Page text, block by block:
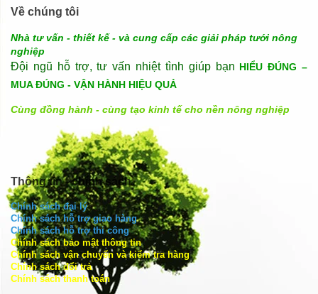
Về chúng tôi
Nhà tư vấn - thiết kế - và cung cấp các giải pháp tưới nông
nghiệp
Đội ngũ hỗ trợ, tư vấn nhiệt tình giúp bạn HIỂU ĐÚNG –
MUA ĐÚNG - VẬN HÀNH HIỆU QUẢ
Cùng đồng hành - cùng tạo kinh tế cho nền nông nghiệp
Thông tin - chính sách
Chính sách đại lý
Chính sách hỗ trợ giao hàng
Chính sách hỗ trợ thi công
Chính sách bảo mật thông tin
Chính sách vận chuyển và kiểm tra hàng
Chính sách đổi trả
Chính sách thanh toán